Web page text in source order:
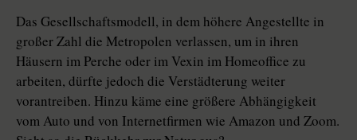
Das Gesellschaftsmodell, in dem höhere Angestellte in
großer Zahl die Metropolen verlassen, um in ihren
Häusern im Perche oder im Vexin im Homeoffice zu
arbeiten, dürfte jedoch die Verstädterung weiter
vorantreiben. Hinzu käme eine größere Abhängigkeit
vom Auto und von Internetfirmen wie Amazon und Zoom.